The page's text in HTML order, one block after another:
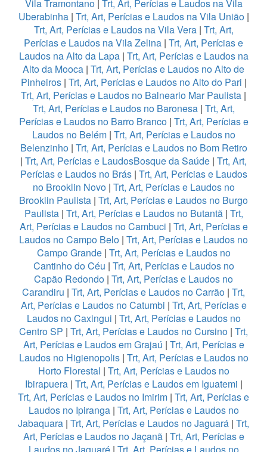
Vila Tramontano| Trt, Art, Perícias e Laudos na Vila
Uberabinha| Trt, Art, Perícias e Laudos na Vila União|
Trt, Art, Perícias e Laudos na Vila Vera| Trt, Art,
Perícias e Laudos na Vila Zelina | Trt, Art, Perícias e
Laudos na Alto da Lapa| Trt, Art, Perícias e Laudos na
Alto da Mooca | Trt, Art, Perícias e Laudos no Alto de
Pinheiros| Trt, Art, Perícias e Laudos no Alto do Pari |
Trt, Art, Perícias e Laudos no Balneario Mar Paulista |
Trt, Art, Perícias e Laudos no Baronesa| Trt, Art,
Perícias e Laudos no Barro Branco| Trt, Art, Perícias e
Laudos no Belém| Trt, Art, Perícias e Laudos no
Belenzinho| Trt, Art, Perícias e Laudos no Bom Retiro
| Trt, Art, Perícias e LaudosBosque da Saúde | Trt, Art,
Perícias e Laudos no Brás| Trt, Art, Perícias e Laudos
no Brooklin Novo| Trt, Art, Perícias e Laudos no
Brooklin Paulista | Trt, Art, Perícias e Laudos no Burgo
Paulista| Trt, Art, Perícias e Laudos no Butantã| Trt,
Art, Perícias e Laudos no Cambuci | Trt, Art, Perícias e
Laudos no Campo Belo | Trt, Art, Perícias e Laudos no
Campo Grande| Trt, Art, Perícias e Laudos no
Cantinho do Céu | Trt, Art, Perícias e Laudos no
Capão Redondo | Trt, Art, Perícias e Laudos no
Carandiru | Trt, Art, Perícias e Laudos no Carrão | Trt,
Art, Perícias e Laudos no Catumbi | Trt, Art, Perícias e
Laudos no Caxingui | Trt, Art, Perícias e Laudos no
Centro SP | Trt, Art, Perícias e Laudos no Cursino | Trt,
Art, Perícias e Laudos em Grajaú | Trt, Art, Perícias e
Laudos no Higienopolis| Trt, Art, Perícias e Laudos no
Horto Florestal | Trt, Art, Perícias e Laudos no
Ibirapuera| Trt, Art, Perícias e Laudos em Iguatemi |
Trt, Art, Perícias e Laudos no Imirim | Trt, Art, Perícias e
Laudos no Ipiranga| Trt, Art, Perícias e Laudos no
Jabaquara | Trt, Art, Perícias e Laudos no Jaguará | Trt,
Art, Perícias e Laudos no Jaçanã| Trt, Art, Perícias e